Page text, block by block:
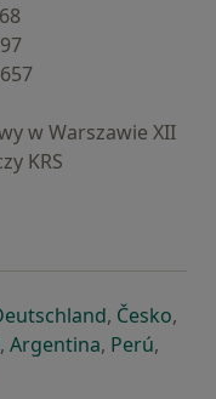
w Warszawie XII
KRS
karcie
w nowej karcie
się w nowej
otwiera się
, Česko,
nowej karcie
się w nowej karcie
otwiera się w nowej
, Argentinaotwiera się
, Perú,